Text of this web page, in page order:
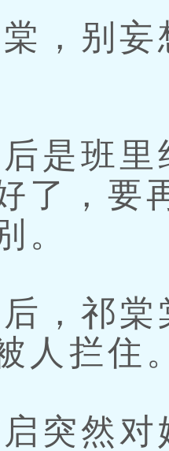
，别妄
是班里
了，要
。
，祁棠
人拦住
突然对